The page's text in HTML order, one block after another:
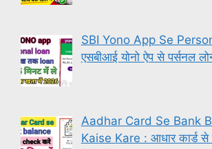
SBI Yono App Se
एसबीआई योनो ऐप से पर्सनल
Aadhar Card Se Bank
Kaise Kare : आधार कार्ड